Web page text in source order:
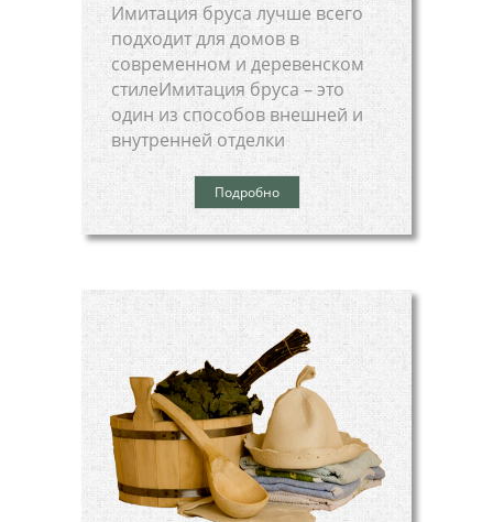
Имитация бруса лучше всего
подходит для домов в
современном и деревенском
стилеИмитация бруса – это
один из способов внешней и
внутренней отделки
Подробно